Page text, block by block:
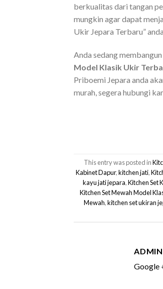
berkualitas dari tangan
mungkin agar dapat
Ukir Jepara Terbaru”
Anda sedang
Model Klasik Ukir
Priboemi Jepara anda
murah, segera hubungi
This entry was posted in
Kabinet Dapur,kitchen jati,
kayu jati jepara,Kitchen Set
Kitchen Set Mewah Model
Mewah,kitchen set ukiran
ADMIN
Google